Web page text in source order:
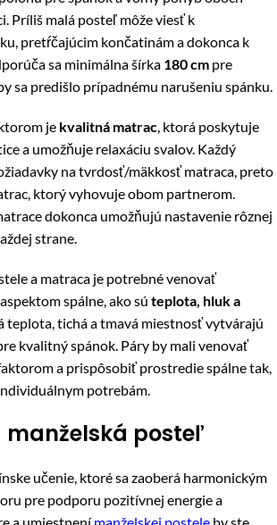
Príliš malá posteľ môže viesť k
pretŕčajúcim končatinám a dokonca k
sa minimálna šírka 180 cm pre
sa predišlo prípadnému narušeniu spánku.
je kvalitná matrac , ktorá poskytuje
a umožňuje relaxáciu svalov. Každý
na tvrdosť/mäkkosť matraca, preto
ktorý vyhovuje obom partnerom.
dokonca umožňujú nastavenie rôznej
strane.
a matraca je potrebné venovať
spálne, ako sú teplota, hluk a
teplota, tichá a tmavá miestnosť vytvárajú
kvalitný spánok. Páry by mali venovať
a prispôsobiť prostredie spálne tak,
potrebám.
manželská posteľ
učenie, ktoré sa zaoberá harmonickým
pre podporu pozitívnej energie a